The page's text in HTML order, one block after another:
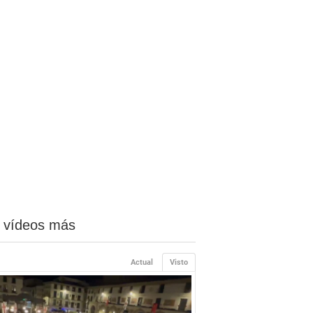
vídeos más
Visto
Actual